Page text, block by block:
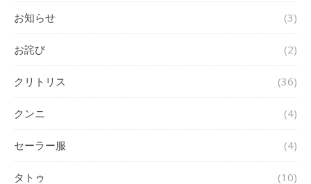
お知らせ (3)
お詫び (2)
クリトリス (36)
クンニ (4)
セーラー服 (4)
タトゥ (10)